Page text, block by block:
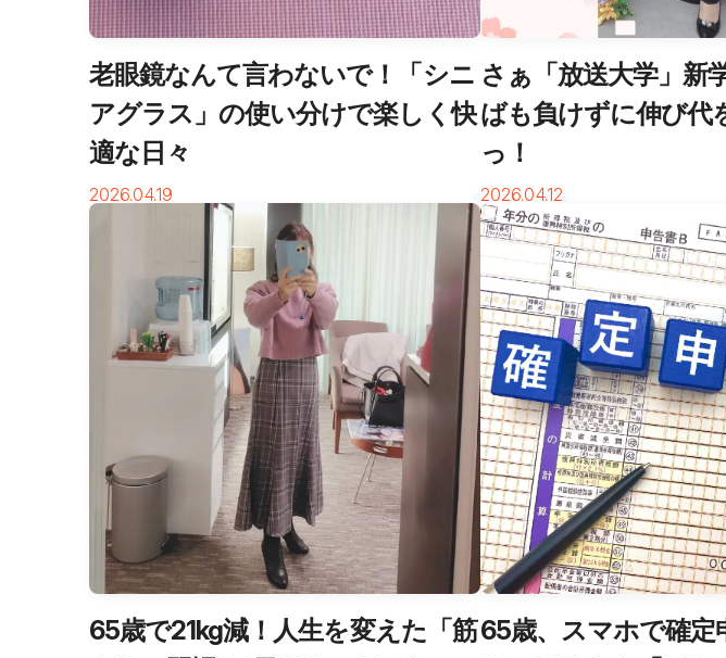
老眼鏡なんて言わないで！「シニ
アグラス」の使い分けで楽しく快
適な日々
2026.04.19
さぁ「放送大学」新
ばも負けずに伸び代
っ！
2026.04.12
65歳で21kg減！人生を変えた「筋65歳、スマホで確定
閉